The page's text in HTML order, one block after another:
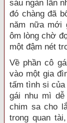
sáu ngàn lần
đó chàng đã
năm nữa mới
ôm lòng chờ
một đậm nét
Về phần cô
vào một gia
tấm tình si của
gái nhu mì
chim sa cho
trong quan